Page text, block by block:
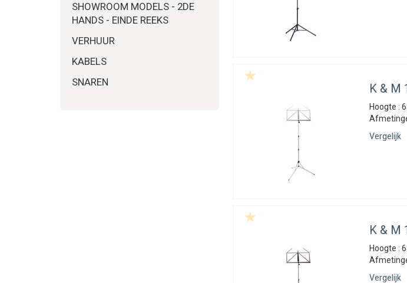
SHOWROOM MODELS - 2DE
HANDS - EINDE REEKS
VERHUUR
KABELS
SNAREN
K & M
Hoogte :
Vergelijk
K & M
Hoogte :
Vergelijk